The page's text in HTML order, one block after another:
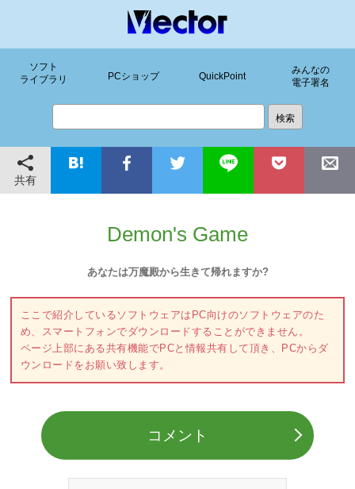
ソフト
ライブラリ
PCショップ QuickPoint
みんなの
電子署名
共有
Demon's Game
あなたは万魔殿から生きて帰れますか?
ここで紹介しているソフトウェアはPC向けのソフトウェアのた
め、スマートフォンでダウンロードすることができません。
ページ上部にある共有機能でPCと情報共有して頂き、PCからダ
ウンロードをお願い致します。
コメント